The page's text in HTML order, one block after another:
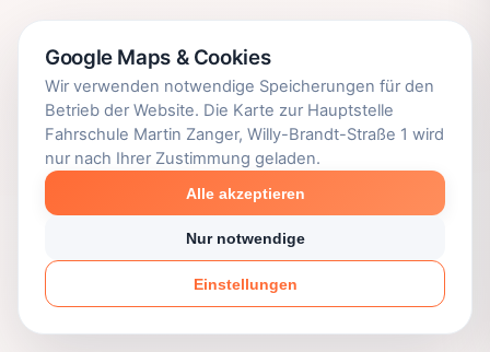
Google Maps & Cookies
Wir verwenden notwendige Speicherungen für den
Betrieb der Website. Die Karte zur Hauptstelle
Fahrschule Martin Zanger, Willy-Brandt-Straße 1 wird
nur nach Ihrer Zustimmung geladen.
Alle akzeptieren
Nur notwendige
Einstellungen